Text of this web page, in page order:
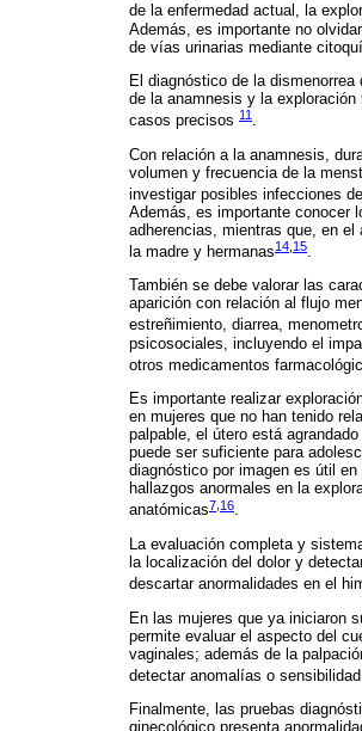
de la enfermedad actual, la
Además, es importante no
de vías urinarias mediante
El diagnóstico de la
de la anamnesis y la
casos precisos 11 .
Con relación a la anamnesis,
volumen y frecuencia de la
investigar posibles infecciones
Además, es importante conocer
adherencias, mientras que, en
la madre y hermanas14 15.
También se debe valorar las
aparición con relación al flujo
estreñimiento, diarrea,
psicosociales, incluyendo el
otros medicamentos
Es importante realizar
en mujeres que no han tenido
palpable, el útero está
puede ser suficiente para
diagnóstico por imagen es útil
hallazgos anormales en la
anatómicas7,16.
La evaluación completa y
la localización del dolor y
descartar anormalidades en el
En las mujeres que ya iniciaron
permite evaluar el aspecto del
vaginales; además de la
detectar anomalías o
Finalmente, las pruebas
ginecológico presenta